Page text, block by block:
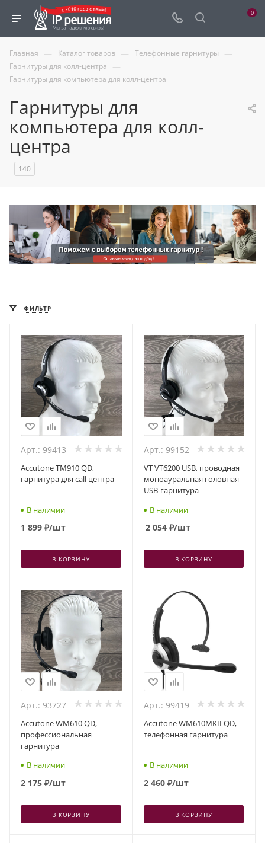
0
Главная — Каталог товаров — Телефонные гарнитуры —
Гарнитуры для колл-центра —
Гарнитуры для компьютера для колл-центра
Гарнитуры для
компьютера для колл-
центра
140
ФИЛЬТР
Арт.: 99413
Accutone TM910 QD,
гарнитура для call центра
В наличии
1 899 ₽/шт
В КОРЗИНУ
Арт.: 99152
VT VT6200 USB, проводная
моноауральная головная
USB-гарнитура
В наличии
2 054₽/шт
В КОРЗИНУ
Арт.: 93727
Accutone WM610 QD,
профессиональная
гарнитура
В наличии
2 175 ₽/шт
В КОРЗИНУ
Арт.: 99419
Accutone WM610MKII QD,
телефонная гарнитура
В наличии
2 460₽/шт
В КОРЗИНУ